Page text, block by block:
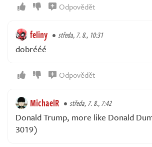
Odpovědět
feliny středa, 7. 8., 10:31
dobrééé
Odpovědět
MichaelR středa, 7. 8., 7:42
Donald Trump, more like Donald
3019)